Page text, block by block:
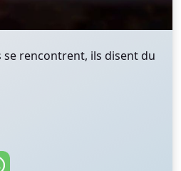
se rencontrent, ils disent du